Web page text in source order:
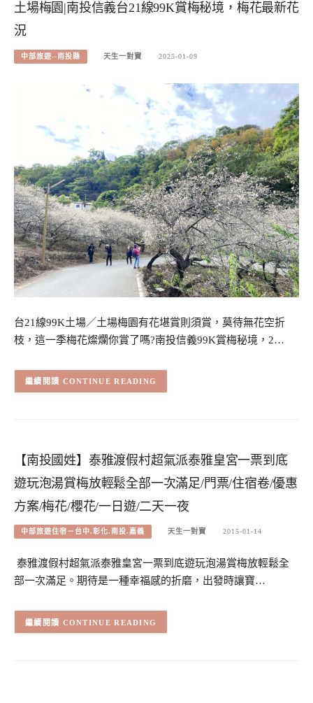
土場梅園|南投信義台21線99K賞梅秘境，梅花最新花
況
中部旅遊--南投縣 天生一對寶 2025-01-09
台21線99K土場／土場梅園有花堪賞則須賞，莫待無花空折
枝，這一季梅花燦爛你賞了嗎?南投信義99K賞梅秘境，2…
CONTINUE READING
【南投國姓】泰雅渡假村超氣派泰雅皇宮一票到底
遊玩泡湯賞梅放輕鬆全部一次滿足/門票/住宿卷/優惠
方案/梅花/櫻花/一日遊/二天一夜
中部旅遊住宿－台中.彰化.南投.嘉義 天生一對寶 2015-01-14
泰雅渡假村超氣派泰雅皇宮一票到底遊玩泡湯賞梅放輕鬆全
部一次滿足。期待是一種幸福感的折磨，出發時讓寶…
CONTINUE READING